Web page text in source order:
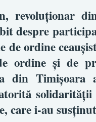
revoluţionar
despre
de ordine
ordine şi de
din Timişoara
care i-au